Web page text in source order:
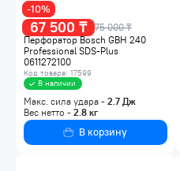
67 500 ₸ 75 000 ₸
-10%
Перфоратор Bosch GBH 240
Professional SDS-Plus
0611272100
Код товара: 17599
В наличии
Макс. сила удара - 2.7 Дж
Вес нетто - 2.8 кг
В корзину